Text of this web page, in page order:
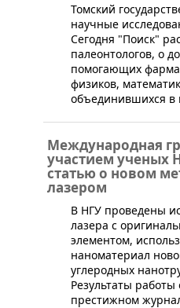
​Томский
научные
Сегодня "Поиск"
палеонтологов, о
помогающих
физиков,
объединившихся в
Международная
участием ученых
статью о новом
лазером
В НГУ проведены
лазера с
элементом,
наноматериал
углеродных
Результаты
престижном